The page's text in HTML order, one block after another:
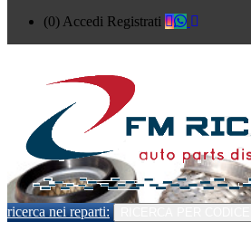
(0) Accedi Registrati
ricerca nei reparti: